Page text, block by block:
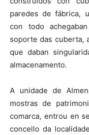
paredes de fábrica,
con todo
soporte das cuberta,
que daban
almacenamento.
A unidade de
mostras de
comarca, entrou en
concello da